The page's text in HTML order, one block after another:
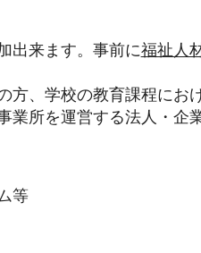
出来ます。事前に福祉人
方、学校の教育課程にお
業所を運営する法人・企
等